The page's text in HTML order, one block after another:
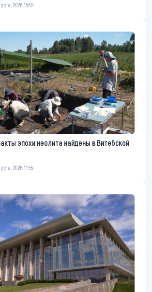
2026 14:35
эпохи неолита найдены в Витебской
2026 11:55